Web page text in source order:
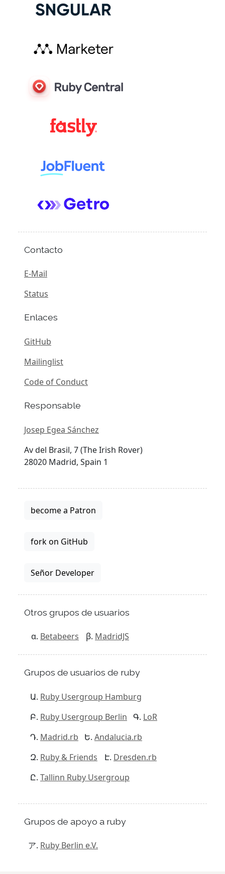
Contacto
E-Mail
Status
Enlaces
GitHub
Mailinglist
Code of Conduct
Responsable
Josep Egea Sánchez
Av del Brasil, 7 (The Irish Rover)
28020 Madrid, Spain 1
become a Patron
fork on GitHub
Señor Developer
Otros grupos de usuarios
Betabeers MadridJS
Grupos de usuarios de ruby
Ruby Usergroup Hamburg
Ruby Usergroup Berlin
LoR
Madrid.rb
Andalucia.rb
Ruby & Friends
Dresden.rb
Tallinn Ruby Usergroup
Grupos de apoyo a ruby
Ruby Berlin e.V.